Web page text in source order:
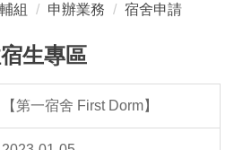
組 申辦業務 宿舍申請
生專區
【第一宿舍 First Dorm】